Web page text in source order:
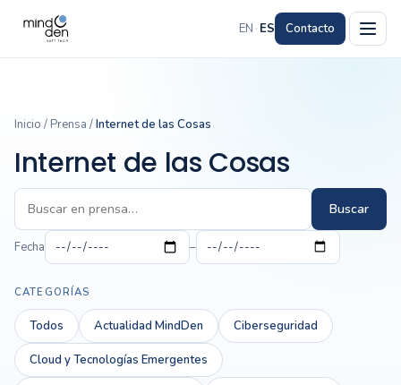
EN · ES Contacto
Inicio / Prensa /Internet de las Cosas
Internet de las Cosas
Buscar
Fecha –
CATEGORÍAS
Todos Actualidad MindDen Ciberseguridad
Cloud y Tecnologías Emergentes